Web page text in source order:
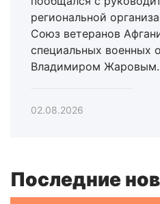
региональной
Союз ветеранов
специальных военных
Владимиром Жаровым.
02.08.2026
Последние